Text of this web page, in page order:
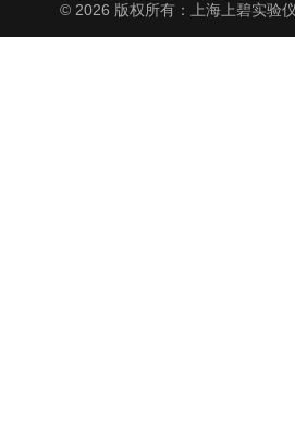
© 2026 版权所有：上海上碧实验